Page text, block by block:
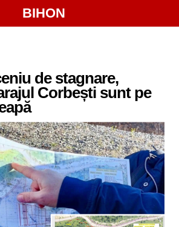
BIHON
de stagnare,
Corbești sunt pe